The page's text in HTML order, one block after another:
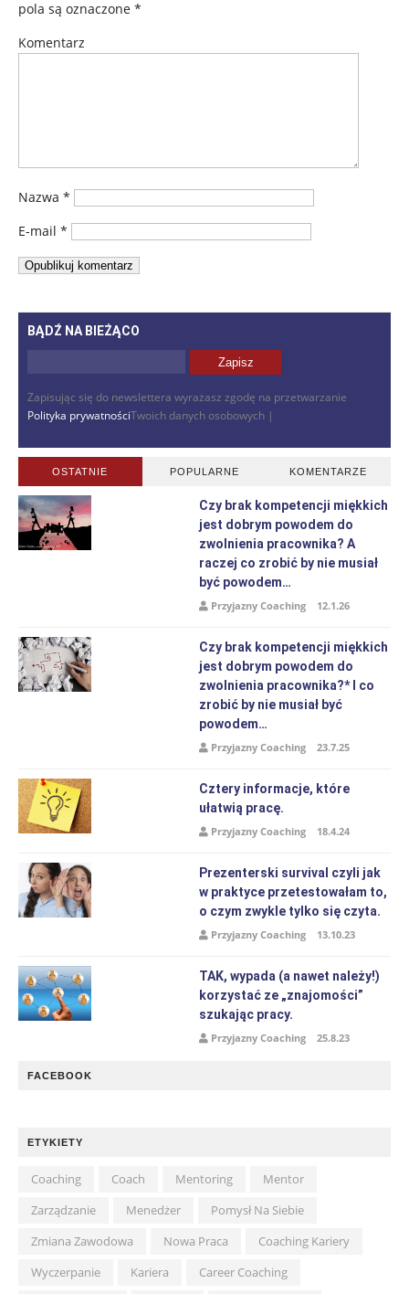
pola są oznaczone *
Komentarz
Nazwa *
E-mail *
BĄDŹ NA BIEŻĄCO
Zapisując się do newslettera wyrażasz zgodę na przetwarzanie
Twoich danych osobowych |
Polityka prywatności
OSTATNIE POPULARNE KOMENTARZE
Czy brak kompetencji miękkich
jest dobrym powodem do
zwolnienia pracownika? A
raczej co zrobić by nie musiał
być powodem…
Przyjazny Coaching 12.1.26
Czy brak kompetencji miękkich
jest dobrym powodem do
zwolnienia pracownika?* I co
zrobić by nie musiał być
powodem…
Przyjazny Coaching 23.7.25
Cztery informacje, które
ułatwią pracę.
Przyjazny Coaching 18.4.24
Prezenterski survival czyli jak
w praktyce przetestowałam to,
o czym zwykle tylko się czyta.
Przyjazny Coaching 13.10.23
TAK, wypada (a nawet należy!)
korzystać ze „znajomości”
szukając pracy.
Przyjazny Coaching 25.8.23
FACEBOOK
ETYKIETY
Coaching Coach Mentoring
Mentor
Zarządzanie
Menedżer
Pomysł Na Siebie
Zmiana Zawodowa
Nowa Praca
Coaching Kariery
Wyczerpanie
Kariera
Career Coaching